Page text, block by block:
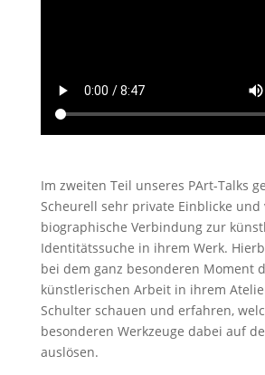
Im zweiten Teil unseres PArt-Talks
Scheurell sehr private Einblicke
biographische Verbindung zur
Identitätssuche in ihrem Werk.
bei dem ganz besonderen Moment
künstlerischen Arbeit in ihrem
Schulter schauen und erfahren,
besonderen Werkzeuge dabei auf
auslösen.